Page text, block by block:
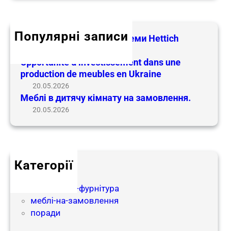
х
h
Популярні записи
Меблева фурнітура і системи Hettich
Opportunité d’investissement dans une
production de meubles en Ukraine
20.05.2026
Меблі в дитячу кімнату на замовлення.
20.05.2026
Категорії
матеріали-і-фурнітура
меблі-на-замовлення
поради